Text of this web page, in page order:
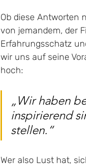
Ob diese Antworten
von jemandem, der
Erfahrungsschatz
wir uns auf seine
hoch:
„Wir haben
inspirierend
stellen.“
Wer also Lust hat,